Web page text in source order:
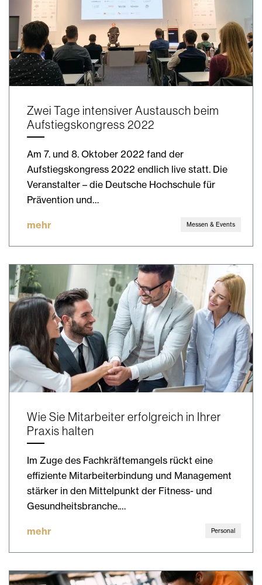
Zwei Tage intensiver Austausch beim
Aufstiegskongress 2022
Am 7. und 8. Oktober 2022 fand der
Aufstiegskongress 2022 endlich live statt. Die
Veranstalter – die Deutsche Hochschule für
Prävention und…
mehr Messen & Events
Wie Sie Mitarbeiter erfolgreich in Ihrer
Praxis halten
Im Zuge des Fachkräftemangels rückt eine
effiziente Mitarbeiterbindung und Management
stärker in den Mittelpunkt der Fitness- und
Gesundheitsbranche.…
mehr Personal